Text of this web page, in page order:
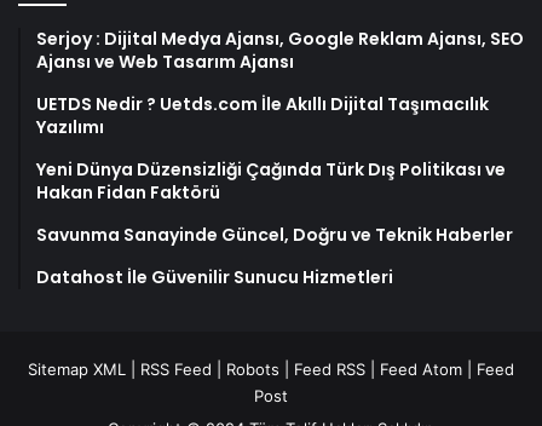
Serjoy : Dijital Medya Ajansı, Google Reklam Ajansı, SEO
Ajansı ve Web Tasarım Ajansı
UETDS Nedir ? Uetds.com İle Akıllı Dijital Taşımacılık
Yazılımı
Yeni Dünya Düzensizliği Çağında Türk Dış Politikası ve
Hakan Fidan Faktörü
Savunma Sanayinde Güncel, Doğru ve Teknik Haberler
Datahost İle Güvenilir Sunucu Hizmetleri
Sitemap XML RSS Feed Robots Feed RSS Feed Atom
Feed
Post